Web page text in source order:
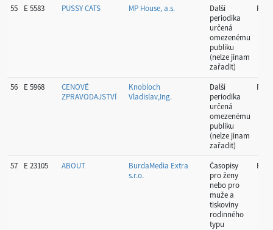
55 E 5583 PUSSY CATS MP House, a.s.
Další
periodika
určená
omezenému
publiku
(nelze jinam
zařadit)
56 E 5968
CENOVÉ
ZPRAVODAJSTVÍ
Knobloch
Vladislav,Ing.
Další
periodika
určená
omezenému
publiku
(nelze jinam
zařadit)
57 E 23105 ABOUT
BurdaMedia Extra
s.r.o.
Časopisy
pro ženy
nebo pro
muže a
tiskoviny
rodinného
typu